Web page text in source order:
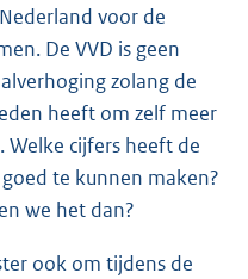
voor de
De VVD is geen
zolang de
heeft om zelf meer
cijfers heeft de
te kunnen maken?
we het dan?
ook om tijdens de